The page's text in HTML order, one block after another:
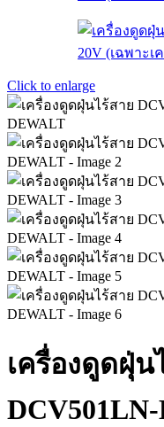
Click to enlarge
เครื่องดูดฝุ่น